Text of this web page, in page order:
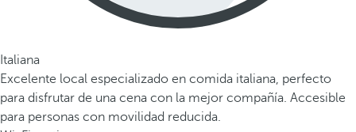
Italiana
Excelente local especializado en comida italiana, perfecto
para disfrutar de una cena con la mejor compañía. Accesible
para personas con movilidad reducida.